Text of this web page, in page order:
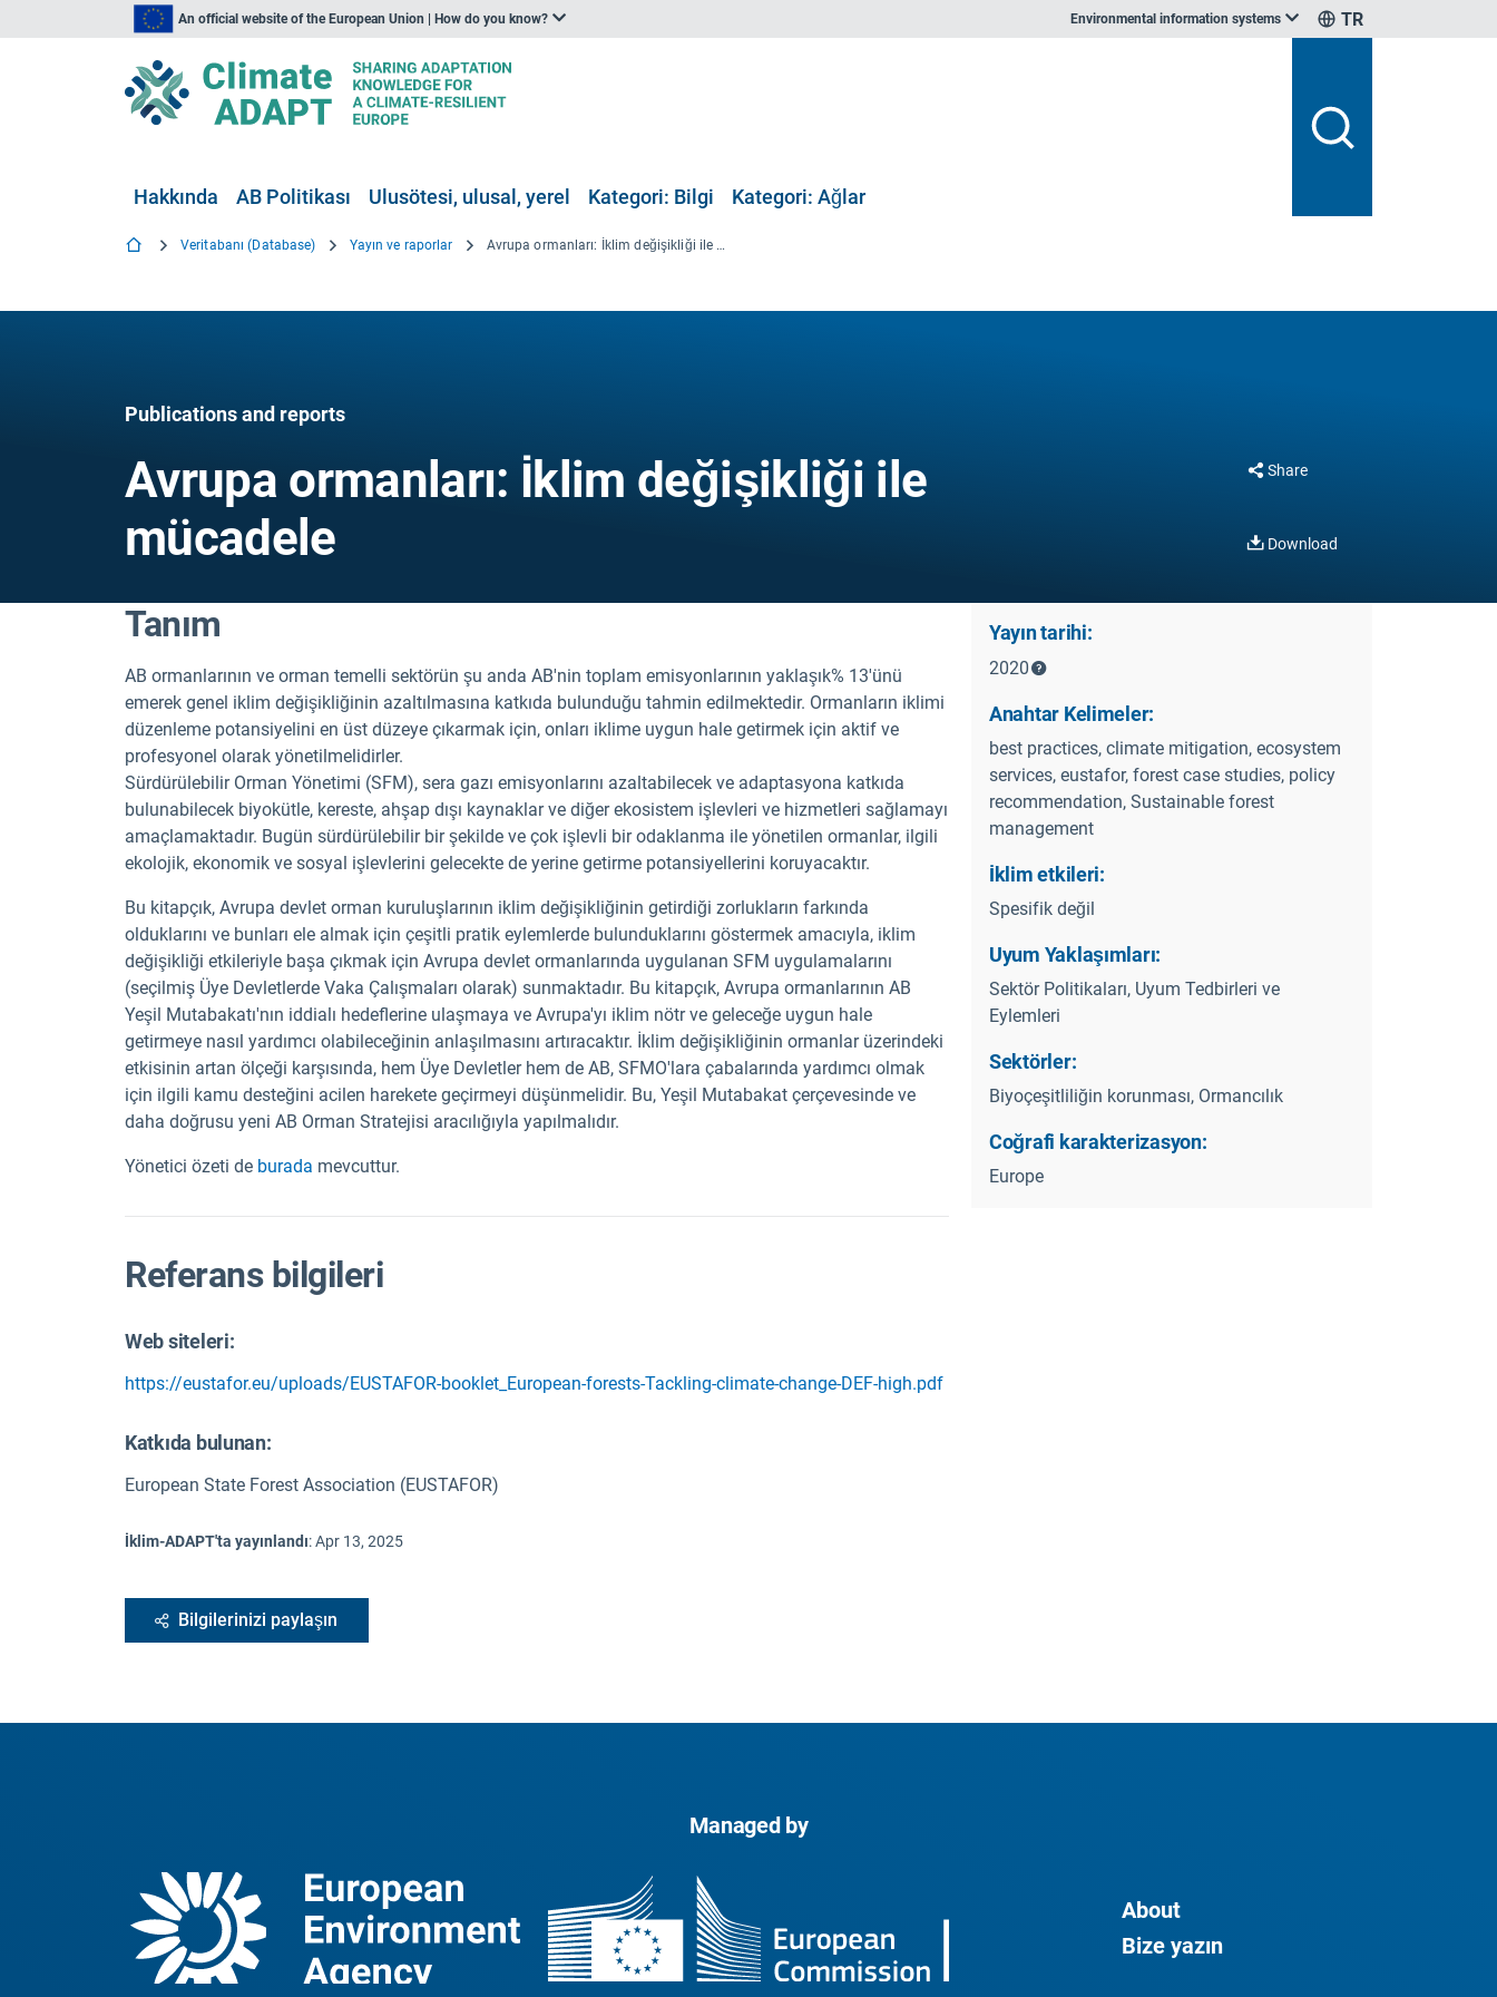
An official website of the European Union | How do you know? Environmental information systems TR
Hakkında AB Politikası Ulusötesi, ulusal, yerel Kategori: Bilgi Kategori: Ağlar
Veritabanı (Database) Yayın ve raporlar Avrupa ormanları: İklim değişikliği ile mücadele
Publications and reports
Avrupa ormanları: İklim değişikliği ile
mücadele
Share
Download
Tanım
AB ormanlarının ve orman temelli sektörün şu anda AB'nin toplam emisyonlarının yaklaşık% 13'ünü
emerek genel iklim değişikliğinin azaltılmasına katkıda bulunduğu tahmin edilmektedir. Ormanların iklimi
düzenleme potansiyelini en üst düzeye çıkarmak için, onları iklime uygun hale getirmek için aktif ve
profesyonel olarak yönetilmelidirler.
Sürdürülebilir Orman Yönetimi (SFM), sera gazı emisyonlarını azaltabilecek ve adaptasyona katkıda
bulunabilecek biyokütle, kereste, ahşap dışı kaynaklar ve diğer ekosistem işlevleri ve hizmetleri sağlamayı
amaçlamaktadır. Bugün sürdürülebilir bir şekilde ve çok işlevli bir odaklanma ile yönetilen ormanlar, ilgili
ekolojik, ekonomik ve sosyal işlevlerini gelecekte de yerine getirme potansiyellerini koruyacaktır.
Bu kitapçık, Avrupa devlet orman kuruluşlarının iklim değişikliğinin getirdiği zorlukların farkında
olduklarını ve bunları ele almak için çeşitli pratik eylemlerde bulunduklarını göstermek amacıyla, iklim
değişikliği etkileriyle başa çıkmak için Avrupa devlet ormanlarında uygulanan SFM uygulamalarını
(seçilmiş Üye Devletlerde Vaka Çalışmaları olarak) sunmaktadır. Bu kitapçık, Avrupa ormanlarının AB
Yeşil Mutabakatı'nın iddialı hedeflerine ulaşmaya ve Avrupa'yı iklim nötr ve geleceğe uygun hale
getirmeye nasıl yardımcı olabileceğinin anlaşılmasını artıracaktır. İklim değişikliğinin ormanlar üzerindeki
etkisinin artan ölçeği karşısında, hem Üye Devletler hem de AB, SFMO'lara çabalarında yardımcı olmak
için ilgili kamu desteğini acilen harekete geçirmeyi düşünmelidir. Bu, Yeşil Mutabakat çerçevesinde ve
daha doğrusu yeni AB Orman Stratejisi aracılığıyla yapılmalıdır.
Yönetici özeti de burada mevcuttur.
Referans bilgileri
Web siteleri:
https://eustafor.eu/uploads/EUSTAFOR-booklet_European-forests-Tackling-climate-change-DEF-high.pdf
Katkıda bulunan:
European State Forest Association (EUSTAFOR)
İklim-ADAPT'ta yayınlandı:Apr 13, 2025
Bilgilerinizi paylaşın
Yayın tarihi:
2020
Anahtar Kelimeler:
best practices, climate mitigation, ecosystem
services, eustafor, forest case studies, policy
recommendation, Sustainable forest
management
İklim etkileri:
Spesifik değil
Uyum Yaklaşımları:
Sektör Politikaları, Uyum Tedbirleri ve
Eylemleri
Sektörler:
Biyoçeşitliliğin korunması, Ormancılık
Coğrafi karakterizasyon:
Europe
Managed by
About
Bize yazın